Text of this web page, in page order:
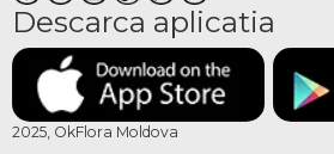
Descarca aplicatia
2025, OkFlora Moldova